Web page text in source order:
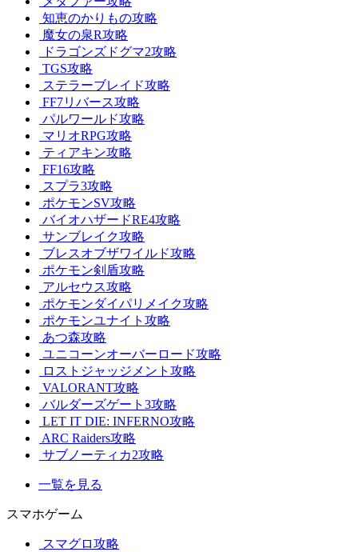
知恵のかりもの攻略
魔女の泉R攻略
ドラゴンズドグマ2攻略
TGS攻略
ステラーブレイド攻略
FF7リバース攻略
パルワールド攻略
マリオRPG攻略
ティアキン攻略
FF16攻略
スプラ3攻略
ポケモンSV攻略
バイオハザードRE4攻略
サンブレイク攻略
ブレスオブザワイルド攻略
ポケモン剣盾攻略
アルセウス攻略
ポケモンダイパリメイク攻略
ポケモンユナイト攻略
あつ森攻略
ユニコーンオーバーロード攻略
ロストジャッジメント攻略
VALORANT攻略
バルダーズゲート3攻略
LET IT DIE: INFERNO攻略
ARC Raiders攻略
サブノーティカ2攻略
一覧を見る
スマホゲーム
スマグロ攻略